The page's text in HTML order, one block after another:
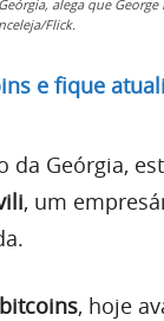
alega que
Flick.
e fique
da Geórgia,
, um
, hoje